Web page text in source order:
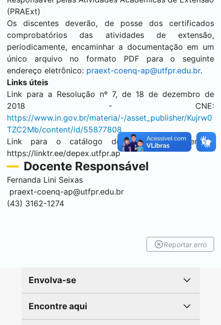
(PRAExt)
Os discentes deverão, de posse dos certificados
comprobatórios das atividades de extensão,
periodicamente, encaminhar a documentação em um
único arquivo no formato PDF para o seguinte
endereço eletrônico: praext-coenq-ap@utfpr.edu.br.
Links úteis
Link para a Resolução nº 7, de 18 de dezembro de
2018 - CNE:
https://www.in.gov.br/materia/-/asset_publisher/Kujrw0
TZC2Mb/content/id/55877808
Link para o catálogo de ações de extensão:
https://linktr.ee/depex.utfpr.ap
Docente Responsável
Fernanda Lini Seixas
praext-coenq-ap@utfpr.edu.br
(43) 3162-1274
Reportar erro
Envolva-se
Encontre aqui